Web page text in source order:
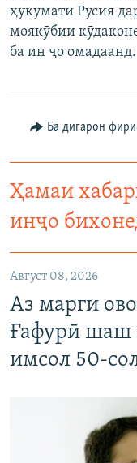
ПАЙГИРӢ КУНЕД
Ҳамаи сомонаҳои
ҳукумати Русия
моякӯбии
ба ин ҷо омадаанд.
Ба дигарон
Ҳамаи
инҷо
Август 08, 2026
Аз марги
Ғафурӣ шаш
имсол 50-